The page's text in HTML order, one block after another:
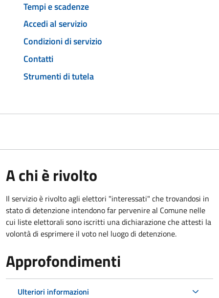
Tempi e scadenze
Accedi al servizio
Condizioni di servizio
Contatti
Strumenti di tutela
A chi è rivolto
Il servizio è rivolto agli elettori "interessati" che trovandosi in
stato di detenzione intendono far pervenire al Comune nelle
cui liste elettorali sono iscritti una dichiarazione che attesti la
volontà di esprimere il voto nel luogo di detenzione.
Approfondimenti
Ulteriori informazioni